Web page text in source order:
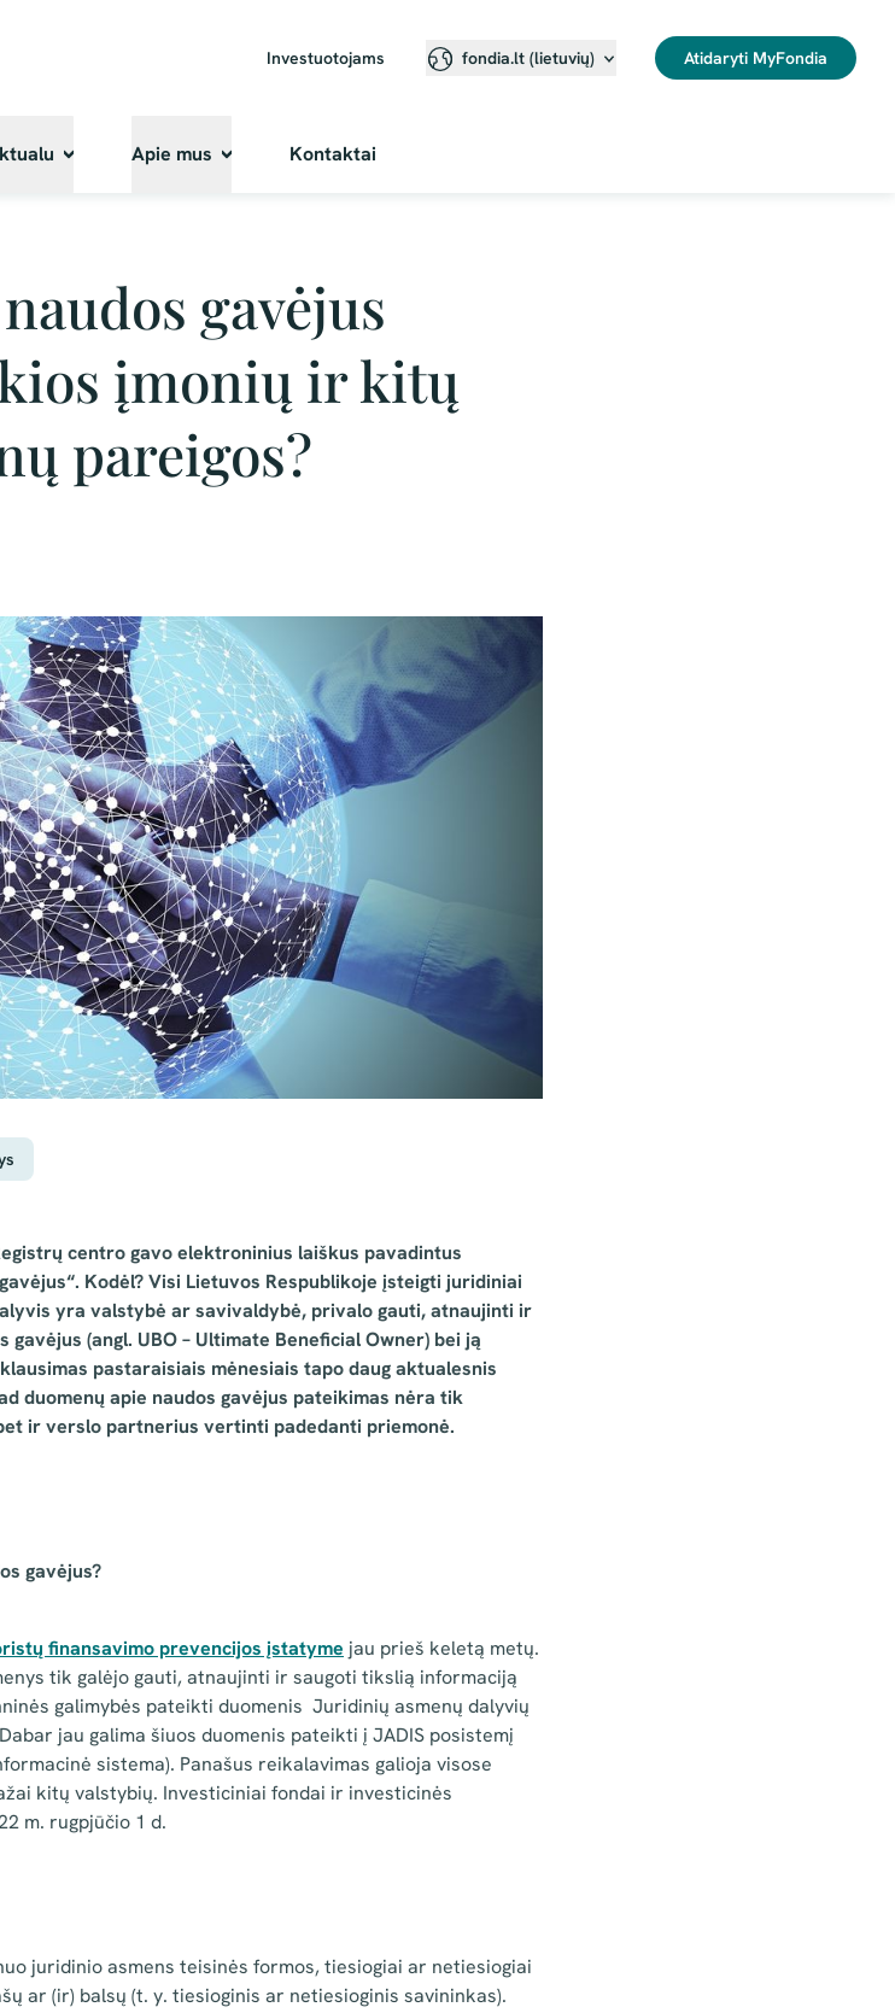
Investuotojams fondia.lt (lietuvių)⁠ Atidaryti MyFondia
Apie mus Kontaktai
gavėjus
įmonių ir kitų
pareigos?
centro gavo elektroninius laiškus pavadintus
Kodėl? Visi Lietuvos Respublikoje įsteigti juridiniai
yra valstybė ar savivaldybė, privalo gauti, atnaujinti ir
(angl. UBO – Ultimate Beneficial Owner) bei ją
pastaraisiais mėnesiais tapo daug aktualesnis
duomenų apie naudos gavėjus pateikimas nėra tik
ir verslo partnerius vertinti padedanti priemonė.
gavėjus?
finansavimo prevencijos įstatyme jau prieš keletą metų.
tik galėjo gauti, atnaujinti ir saugoti tikslią informaciją
galimybės pateikti duomenis Juridinių asmenų dalyvių
jau galima šiuos duomenis pateikti į JADIS posistemį
sistema). Panašus reikalavimas galioja visose
kitų valstybių. Investiciniai fondai ir investicinės
m. rugpjūčio 1 d.
juridinio asmens teisinės formos, tiesiogiai ar netiesiogiai
ar (ir) balsų (t. y. tiesioginis ar netiesioginis savininkas).